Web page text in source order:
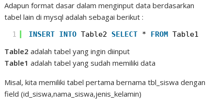
Adapun format dasar dalam menginput data berdasarkan
tabel lain di mysql adalah sebagai berikut :
1 INSERT INTO Table2 SELECT * FROM Table1
Table2 adalah tabel yang ingin diinput
Table1 adalah tabel yang sudah memiliki data
Misal, kita memiliki tabel pertama bernama tbl_siswa dengan
field (id_siswa,nama_siswa,jenis_kelamin)